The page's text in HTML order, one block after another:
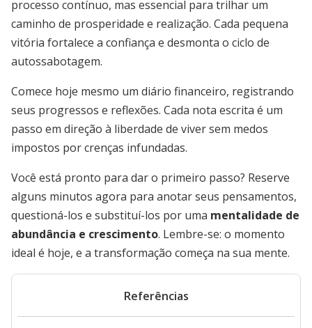
processo contínuo, mas essencial para trilhar um
caminho de prosperidade e realização. Cada pequena
vitória fortalece a confiança e desmonta o ciclo de
autossabotagem.
Comece hoje mesmo um diário financeiro, registrando
seus progressos e reflexões. Cada nota escrita é um
passo em direção à liberdade de viver sem medos
impostos por crenças infundadas.
Você está pronto para dar o primeiro passo? Reserve
alguns minutos agora para anotar seus pensamentos,
questioná-los e substituí-los por uma mentalidade de
abundância e crescimento. Lembre-se: o momento
ideal é hoje, e a transformação começa na sua mente.
Referências